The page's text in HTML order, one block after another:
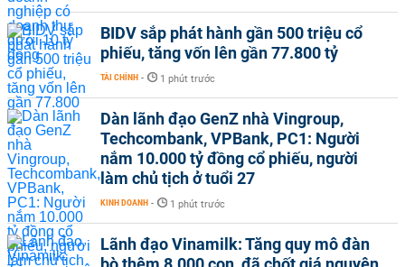
BIDV sắp phát hành gần 500 triệu cổ
phiếu, tăng vốn lên gần 77.800 tỷ
TÀI CHÍNH - 1 phút trước
Dàn lãnh đạo GenZ nhà Vingroup,
Techcombank, VPBank, PC1: Người
nắm 10.000 tỷ đồng cổ phiếu, người
làm chủ tịch ở tuổi 27
KINH DOANH - 1 phút trước
Lãnh đạo Vinamilk: Tăng quy mô đàn